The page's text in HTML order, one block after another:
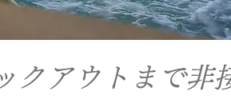
クアウトまで非